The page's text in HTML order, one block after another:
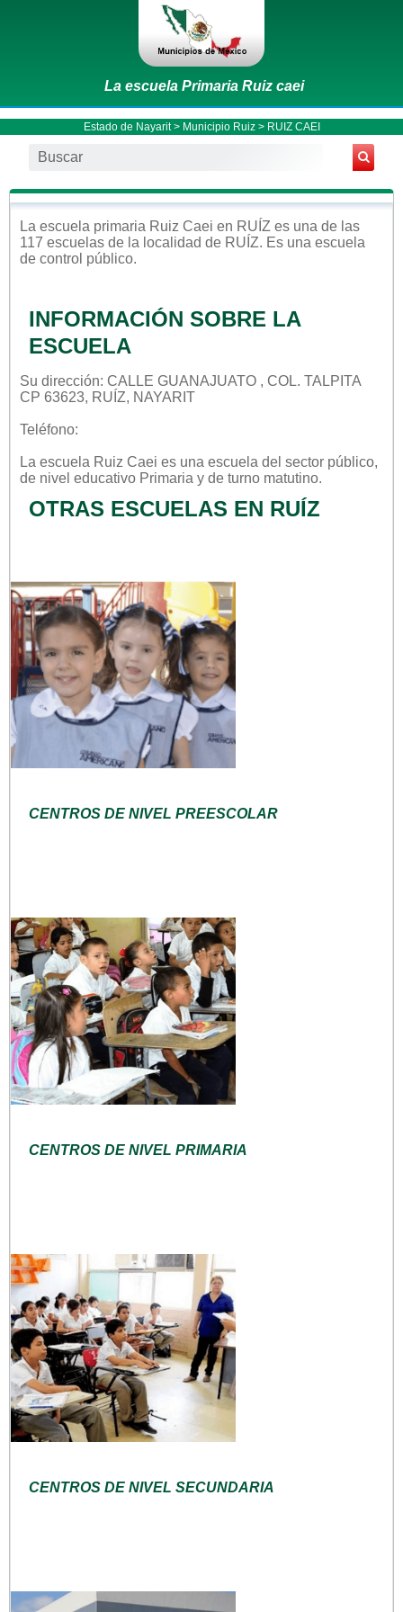
La escuela Primaria Ruiz caei
Estado de Nayarit> Municipio Ruiz> RUIZ CAEI
La escuela primaria Ruiz Caei en RUÍZ es una de las
117 escuelas de la localidad de RUÍZ. Es una escuela
de control público.
INFORMACIÓN SOBRE LA
ESCUELA
Su dirección: CALLE GUANAJUATO , COL. TALPITA
CP 63623, RUÍZ, NAYARIT
Teléfono:
La escuela Ruiz Caei es una escuela del sector público,
de nivel educativo Primaria y de turno matutino.
OTRAS ESCUELAS EN RUÍZ
CENTROS DE NIVEL PREESCOLAR
CENTROS DE NIVEL PRIMARIA
CENTROS DE NIVEL SECUNDARIA